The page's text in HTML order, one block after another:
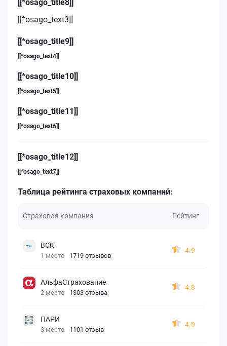
[[*osago_title8]]
[[*osago_text3]]
[[*osago_title9]]
[[*osago_text4]]
[[*osago_title10]]
[[*osago_text5]]
[[*osago_title11]]
[[*osago_text6]]
[[*osago_title12]]
[[*osago_text7]]
Таблица рейтинга страховых компаний:
Страховая компания Рейтинг
ВСК
1 место 1719 отзывов
4.9
АльфаСтрахование
2 место 1303 отзыва
4.8
ПАРИ
3 место 1101 отзыв
4.9